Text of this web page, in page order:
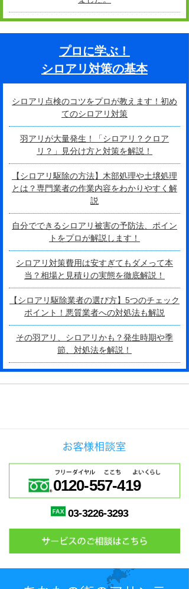
プロに学ぶ！
シロアリ対策の基本
シロアリ点検のコツをプロが教えます！初め
てのシロアリ対策
羽アリが大量発生！「シロアリ？クロア
リ？」見分け方と対策を解説！
【シロアリ駆除の方法】木部処理や土壌処理
とは？専門業者の作業内容をわかりやすく解
説
自分でできるシロアリ被害の予防法、ポイン
トをプロが解説します！
シロアリ対策費用は安すぎてもダメって本
当？相場と見積りの実態を徹底解説！
【シロアリ駆除業者の選び方】5つのチェック
ポイント！悪質業者への対処法も解説
その羽アリ、シロアリかも？発生時期や季
節、対処法を解説！
0120-557-419
03-3226-3293